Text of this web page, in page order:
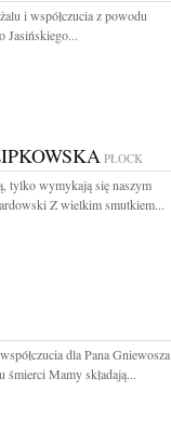
i współczucia z powodu
Jasińskiego...
PŁOCK
tylko wymykają się naszym
Z wielkim smutkiem...
dla Pana Gniewosza
śmierci Mamy składają...